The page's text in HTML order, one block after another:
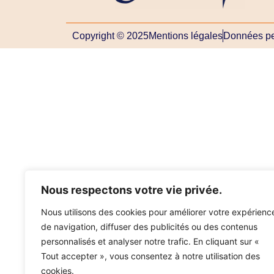
Nous respectons votre vie privée.
Nous utilisons des cookies pour améliorer votre
de navigation, diffuser des publicités ou des contenus
personnalisés et analyser notre trafic. En cliquant sur «
Tout accepter », vous consentez à notre utilisation des
cookies.
Copyright © 2025Mentions légales Données